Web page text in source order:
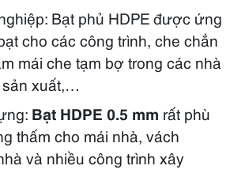
Bạt phủ HDPE được ứng
cho các công trình, che chắn
mái che tạm bợ trong các nhà
xuất,…
Bạt HDPE 0.5 mm rất phù
thấm cho mái nhà, vách
và nhiều công trình xây